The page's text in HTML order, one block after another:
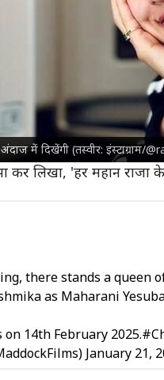
में दिखेंगी (तस्वीर: इंस्टाग्राम/
पीछे एक शक्तिशाली
संभाजी महाराज के पत्नी
भोसले पूरे श्रृंगार के साथ
कर लिखा, 'हर महान राजा
there stands a queen
as Maharani
14th February 2025.
January 21,